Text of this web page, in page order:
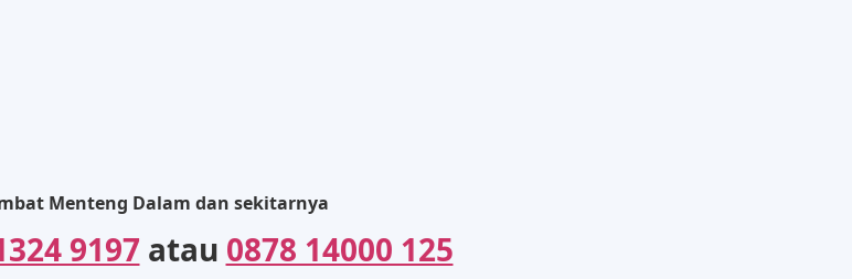
Menteng Dalam dan sekitarnya
9197 atau 0878 14000 125